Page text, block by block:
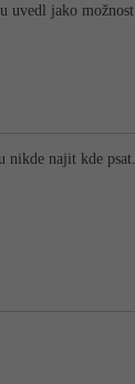
uvedl jako možnost
nikde najit kde psat.